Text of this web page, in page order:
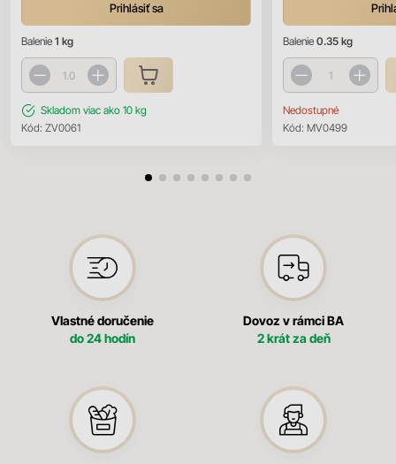
Prihlásiť sa
Balenie 1 kg
Skladom viac ako 10 kg
Kód: ZV0061
Balenie 0.35 kg
Nedostupné
Kód: MV0499
Vlastné doručenie
do 24 hodín
Dovoz v rámci BA
2 krát za deň